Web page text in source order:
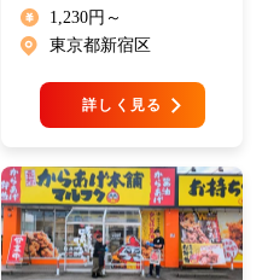
1,230円～
東京都新宿区
詳しく見る